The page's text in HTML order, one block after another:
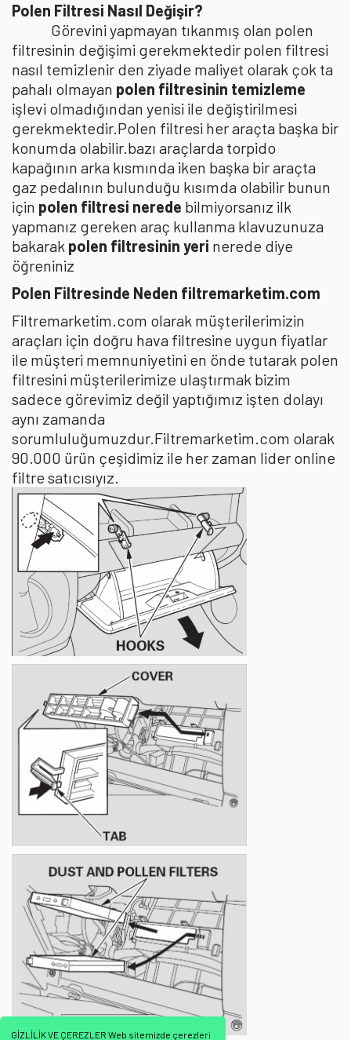
GİZLİLİK VE ÇEREZLER Web sitemizde çerezleri
Polen Filtresi Nasıl Değişir?
Görevini yapmayan tıkanmış olan polen
filtresinin değişimi gerekmektedir polen filtresi
nasıl temizlenir den ziyade maliyet olarak çok ta
pahalı olmayan polen filtresinin temizleme
işlevi olmadığından yenisi ile değiştirilmesi
gerekmektedir.Polen filtresi her araçta başka bir
konumda olabilir.bazı araçlarda torpido
kapağının arka kısmında iken başka bir araçta
gaz pedalının bulunduğu kısımda olabilir bunun
için polen filtresi nerede bilmiyorsanız ilk
yapmanız gereken araç kullanma klavuzunuza
bakarak polen filtresinin yeri nerede diye
öğreniniz
Polen Filtresinde Neden filtremarketim.com
Filtremarketim.com olarak müşterilerimizin
araçları için doğru hava filtresine uygun fiyatlar
ile müşteri memnuniyetini en önde tutarak polen
filtresini müşterilerimize ulaştırmak bizim
sadece görevimiz değil yaptığımız işten dolayı
aynı zamanda
sorumluluğumuzdur.Filtremarketim.com olarak
90.000 ürün çeşidimiz ile her zaman lider online
filtre satıcısıyız.